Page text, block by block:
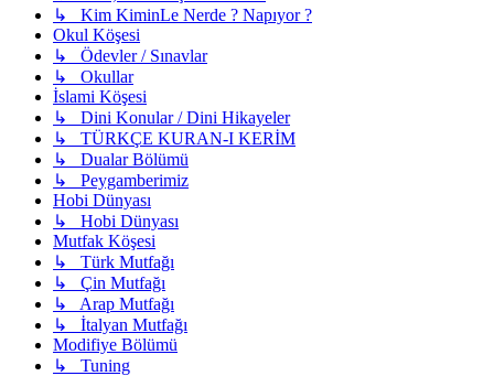
↳ Kim KiminLe Nerde ? Napıyor ?
Okul Köşesi
↳ Ödevler / Sınavlar
↳ Okullar
İslami Köşesi
↳ Dini Konular / Dini Hikayeler
↳ TÜRKÇE KURAN-I KERİM
↳ Dualar Bölümü
↳ Peygamberimiz
Hobi Dünyası
↳ Hobi Dünyası
Mutfak Köşesi
↳ Türk Mutfağı
↳ Çin Mutfağı
↳ Arap Mutfağı
↳ İtalyan Mutfağı
Modifiye Bölümü
↳ Tuning